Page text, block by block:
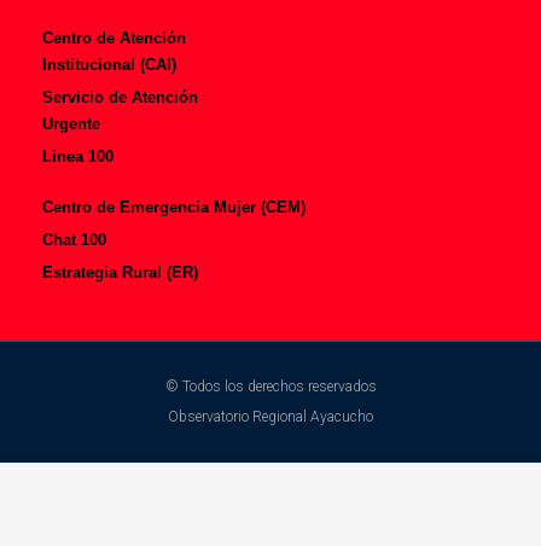
Centro de Atención
Institucional (CAI)
Servicio de Atención
Urgente
Linea 100
Centro de Emergencia Mujer (CEM)
Chat 100
Estrategia Rural (ER)
© Todos los derechos reservados
Observatorio Regional Ayacucho